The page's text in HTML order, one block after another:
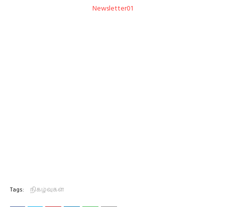
Newsletter01
Tags: நிகழ்வுகள்